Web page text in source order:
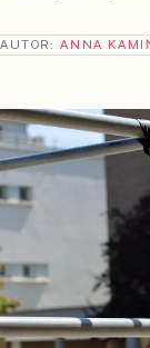
AUTOR:ANNA